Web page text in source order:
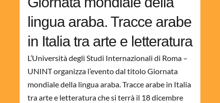
lingua araba. Tracce arabe
in Italia tra arte e letteratura
L’Università degli Studi Internazionali di Roma –
UNINT organizza l’evento dal titolo Giornata
mondiale della lingua araba. Tracce arabe in Italia
tra arte e letteratura che si terrà il 18 dicembre